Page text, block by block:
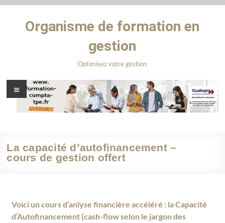
Organisme de formation en
gestion
Optimisez votre gestion
La capacité d’autofinancement –
cours de gestion offert
Voici un cours d’anlyse financière accéléré : la Capacité
d’Autofinancement (cash-flow selon le jargon des